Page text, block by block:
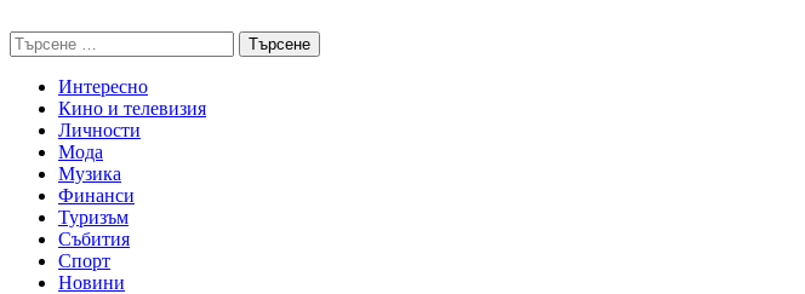
to
content
Търсене
за:
Интересно
Кино и телевизия
Личности
Мода
Музика
Финанси
Туризъм
Събития
Спорт
Новини